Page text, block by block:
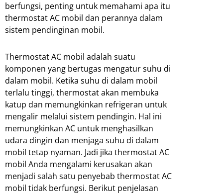
berfungsi, penting untuk memahami apa itu
thermostat AC mobil dan perannya dalam
sistem pendinginan mobil.
Thermostat AC mobil adalah suatu
komponen yang bertugas mengatur suhu di
dalam mobil. Ketika suhu di dalam mobil
terlalu tinggi, thermostat akan membuka
katup dan memungkinkan refrigeran untuk
mengalir melalui sistem pendingin. Hal ini
memungkinkan AC untuk menghasilkan
udara dingin dan menjaga suhu di dalam
mobil tetap nyaman. Jadi jika thermostat AC
mobil Anda mengalami kerusakan akan
menjadi salah satu penyebab thermostat AC
mobil tidak berfungsi. Berikut penjelasan